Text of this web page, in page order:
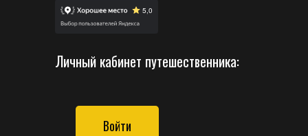
Личный кабинет путешественника:
Войти